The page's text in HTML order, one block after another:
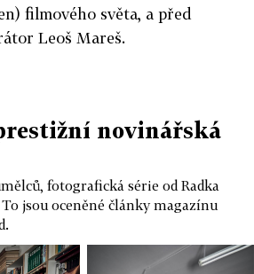
filmového světa, a před
Leoš Mareš.
novinářská
fotografická série od Radka
jsou oceněné články magazínu